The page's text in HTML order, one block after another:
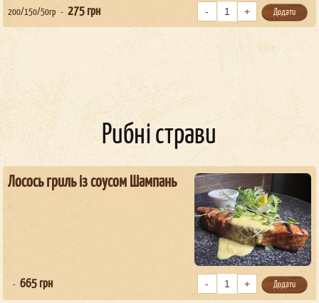
200/150/50гр 275 грн Додати
Рибні страви
Лосось гриль із соусом Шампань
665 грн Додати